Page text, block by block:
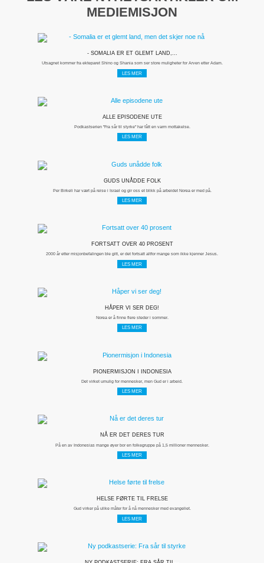
MEDIEMISJON
- SOMALIA ER ET GLEMT LAND,...
Utsagnet kommer fra ekteparet Shino og Shania som ser store muligheter for Arven etter Adam.
LES MER
ALLE EPISODENE UTE
Podkastserien "Fra sår til styrke" har fått en varm mottakelse.
LES MER
GUDS UNÅDDE FOLK
Per Birkeli har vært på reise i Israel og gir oss et blikk på arbeidet Norea er med på.
LES MER
FORTSATT OVER 40 PROSENT
2000 år etter misjonbefalingen ble gitt, er det fortsatt altfor mange som ikke kjenner Jesus.
LES MER
HÅPER VI SER DEG!
Norea er å finne flere steder i sommer.
LES MER
PIONERMISJON I INDONESIA
Det virket umulig for mennesker, men Gud er i arbeid.
LES MER
NÅ ER DET DERES TUR
På en av Indonesias mange øyer bor en folkegruppe på 1,5 millioner mennesker.
LES MER
HELSE FØRTE TIL FRELSE
Gud virker på ulike måter for å nå mennesker med evangeliet.
LES MER